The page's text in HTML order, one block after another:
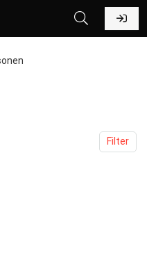
Filter